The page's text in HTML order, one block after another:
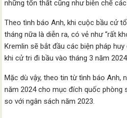
những tổn thất cũng như biên chế
Theo tình báo Anh, khi cuộc bầu cử
tháng nữa là diễn ra, có vẻ như “rất
Kremlin sẽ bắt đầu các biện pháp
khi cử tri đi bầu vào tháng 3 năm
Mặc dù vậy, theo tin từ tình báo Anh,
năm 2024 cho mục đích quốc phòng
so với ngân sách năm 2023.